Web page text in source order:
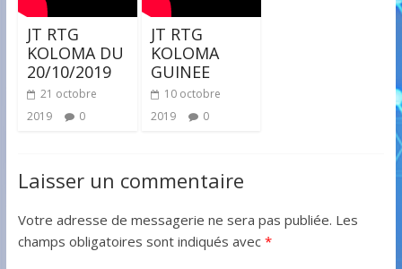
JT RTG
KOLOMA DU
20/10/2019
21 octobre
2019
0
JT RTG
KOLOMA
GUINEE
10 octobre
2019
0
Laisser un commentaire
Votre adresse de messagerie ne sera pas publiée. Les
champs obligatoires sont indiqués avec *